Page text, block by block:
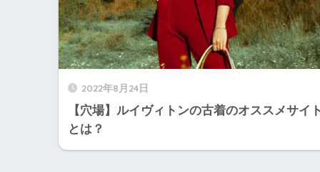
2022年8月24日
【穴場】ルイヴィトンの古着のオススメサイ
とは？